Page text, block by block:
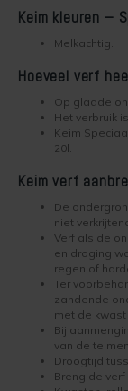
Keim gevelverf
Wat is afwasbare
Muur Impregneren
Onderhoud bij Keim
Spuiten van Keim verf
Buitenmuur verf kiezen
Design Lasur
Eco-paint-Stripper
Lignosil Color
Lignosil HRP
Lignosil Inco
Lignosil Inco DL
Lignosil-Scudo
Keim kleuren –
Melkachtig.
Hoeveel verf
Op gladde
Het verbruik
Keim
20l.
Keim verf
De
niet
Verf als de
en droging
regen of
Ter
zandende
met de
Bij
van de te
Droogtijd
Breng de